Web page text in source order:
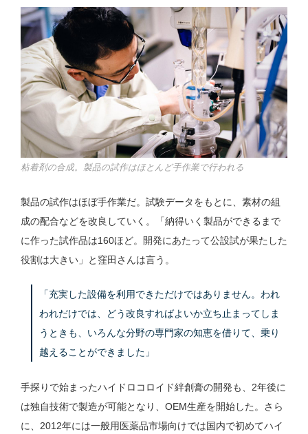
粘着剤の合成。製品の試作はほとんど手作業で行われる
製品の試作はほぼ手作業だ。試験データをもとに、素材の組
成の配合などを改良していく。「納得いく製品ができるまで
に作った試作品は160ほど。開発にあたって公設試が果たした
役割は大きい」と窪田さんは言う。
「充実した設備を利用できただけではありません。われ
われだけでは、どう改良すればよいか立ち止まってしま
うときも、いろんな分野の専門家の知恵を借りて、乗り
越えることができました」
手探りで始まったハイドロコロイド絆創膏の開発も、2年後に
は独自技術で製造が可能となり、OEM生産を開始した。さら
に、2012年には一般用医薬品市場向けでは国内で初めてハイ